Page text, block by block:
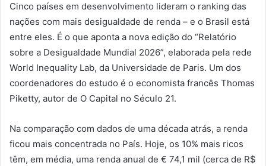
Cinco países em desenvolvimento lideram o ranking das
nações com mais desigualdade de renda – e o Brasil está
entre eles. É o que aponta a nova edição do “Relatório
sobre a Desigualdade Mundial 2026”, elaborada pela rede
World Inequality Lab, da Universidade de Paris. Um dos
coordenadores do estudo é o economista francês Thomas
Piketty, autor de O Capital no Século 21.
Na comparação com dados de uma década atrás, a renda
ficou mais concentrada no País. Hoje, os 10% mais ricos
têm, em média, uma renda anual de € 74,1 mil (cerca de R$